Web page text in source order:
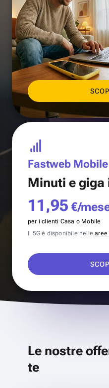
Fastweb
Minuti e giga
11,95 €/
per i clienti Casa o Mobile
Il 5G è disponibile nellearee
Le nostre
te